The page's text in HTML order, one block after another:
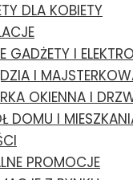
DLA KOBIETY
GADŻETY I
I
OKIENNA I
DOMU I
PROMOCJE